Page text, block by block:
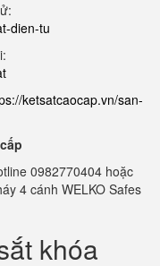
dien-tu
ketsatcaocap.vn/san-
0982770404 hoặc
4 cánh WELKO Safes
khóa